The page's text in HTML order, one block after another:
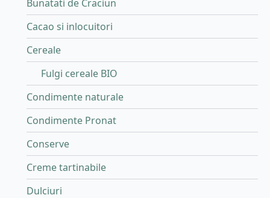
Bunatati de Craciun
Cacao si inlocuitori
Cereale
Fulgi cereale BIO
Condimente naturale
Condimente Pronat
Conserve
Creme tartinabile
Dulciuri